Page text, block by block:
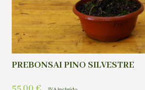
PREBONSAI PINO SILVESTRE